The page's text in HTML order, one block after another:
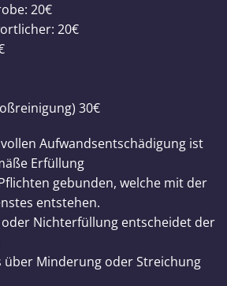
20€
20€
30€
Aufwandsentschädigung ist
Erfüllung
gebunden, welche mit der
entstehen.
Nichterfüllung entscheidet der
über Minderung oder Streichung